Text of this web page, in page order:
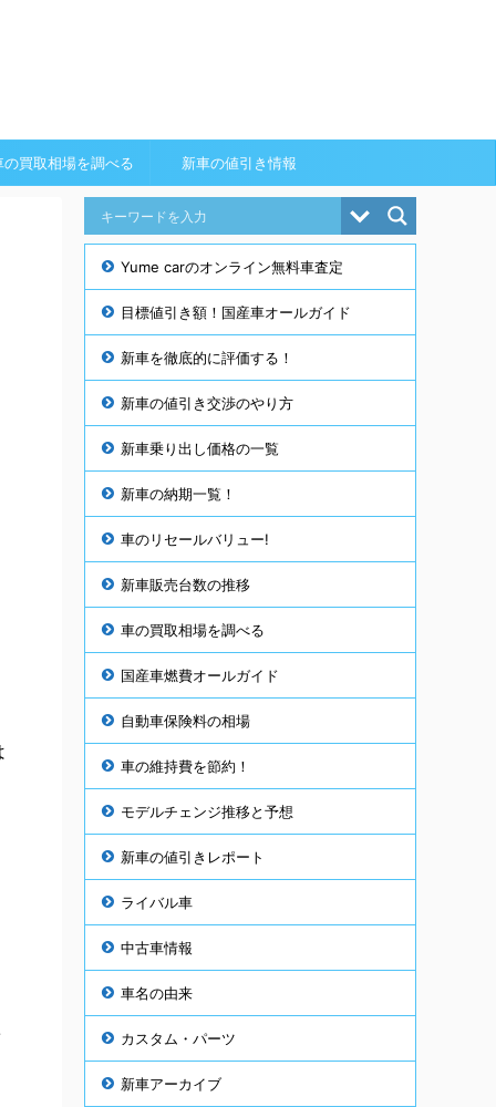
の買取相場を調べる 新車の値引き情報
Yume carのオンライン無料車査定
目標値引き額！国産車オールガイド
新車を徹底的に評価する！
新車の値引き交渉のやり方
新車乗り出し価格の一覧
新車の納期一覧！
車のリセールバリュー!
新車販売台数の推移
車の買取相場を調べる
国産車燃費オールガイド
自動車保険料の相場
車の維持費を節約！
モデルチェンジ推移と予想
新車の値引きレポート
ライバル車
中古車情報
車名の由来
カスタム・パーツ
新車アーカイブ